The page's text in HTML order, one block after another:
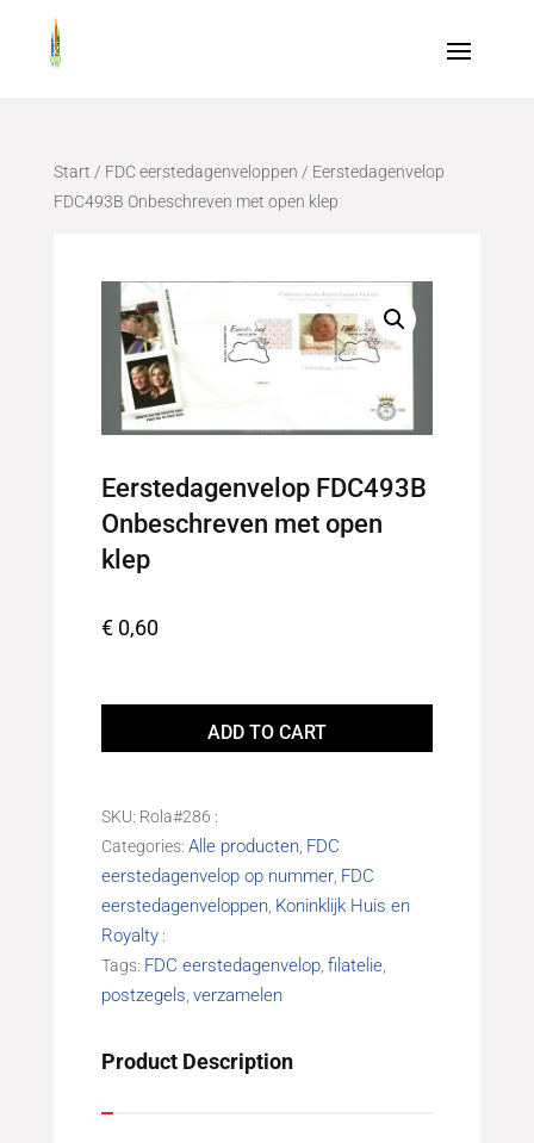
Start / FDC eerstedagenveloppen / Eerstedagenvelop
FDC493B Onbeschreven met open klep
Eerstedagenvelop FDC493B
Onbeschreven met open
klep
€0,60
Eerstedagenvelop
Onbeschreven
open
quantity
ADD TO CART
SKU: Rola#286
Categories: Alle producten, FDC
eerstedagenvelop op nummer, FDC
eerstedagenveloppen, Koninklijk Huis en
Royalty
Tags: FDC eerstedagenvelop, filatelie,
postzegels verzamelen
Product Description